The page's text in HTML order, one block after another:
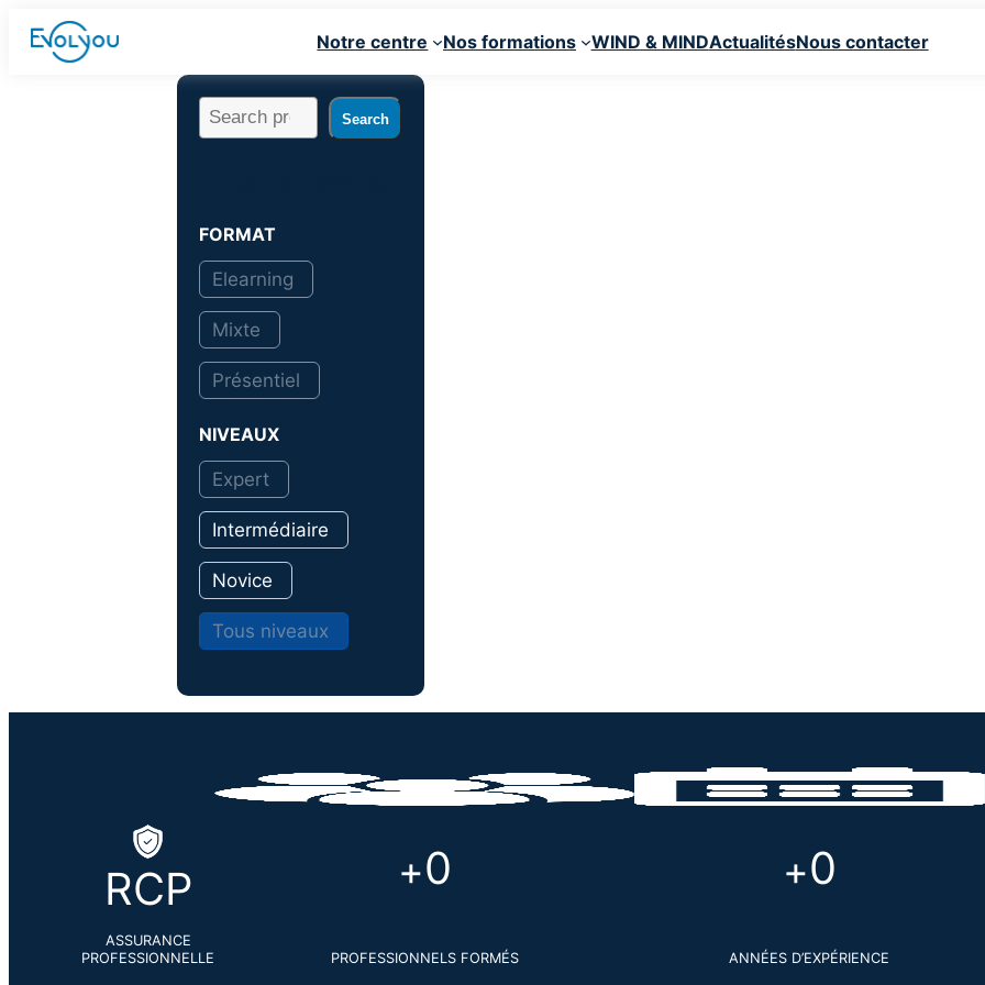
Au cœur de votre pratique
Notre centre Nos formations WIND & MINDActualitésNous contacter
Search Search
FORMAT
Elearning
Mixte
Présentiel
NIVEAUX
Expert
Intermédiaire
Novice
Tous niveaux
RCP
ASSURANCE
PROFESSIONNELLE
+0
PROFESSIONNELS FORMÉS
+0
ANNÉES D’EXPÉRIENCE